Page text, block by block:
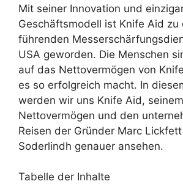
Mit seiner Innovation und
Geschäftsmodell ist Knife Aid zu
führenden
USA geworden. Die Menschen
auf das Nettovermögen von
es so erfolgreich macht. In
werden wir uns Knife Aid, seinem
Nettovermögen und den
Reisen der Gründer Marc
Soderlindh genauer ansehen.
Tabelle der Inhalte